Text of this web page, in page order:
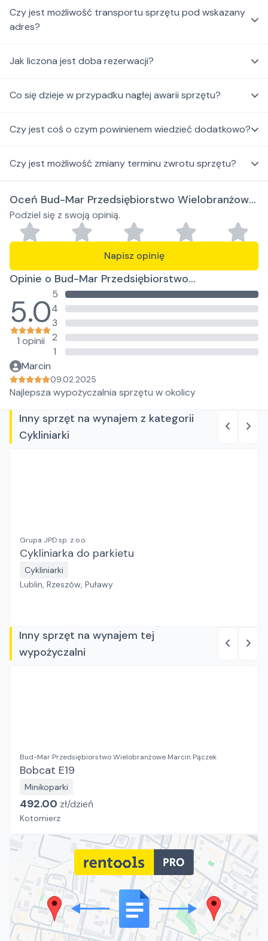
Czy jest możliwość transportu sprzętu pod wskazany
adres?
Jak liczona jest doba rezerwacji?
Co się dzieje w przypadku nagłej awarii sprzętu?
Czy jest coś o czym powinienem wiedzieć dodatkowo?
Czy jest możliwość zmiany terminu zwrotu sprzętu?
Oceń Bud-Mar Przedsiębiorstwo Wielobranżowe
Marcin Pączek
Podziel się z swoją opinią.
Napisz opinię
Opinie o Bud-Mar Przedsiębiorstwo
Wielobranżowe Marcin Pączek
5.0
1 opinii
5
4
3
2
1
Marcin
09.02.2025
Najlepsza wypożyczalnia sprzętu w okolicy
Inny sprzęt na wynajem z kategorii
Cykliniarki
Grupa JPD sp. z o.o.
Cykliniarka do parkietu
Cykliniarki
Lublin, Rzeszów, Puławy
Inny sprzęt na wynajem tej
wypożyczalni
Bud-Mar Przedsiębiorstwo Wielobranżowe Marcin Pączek
Bobcat E19
Minikoparki
492.00 zł/dzień
Kotomierz